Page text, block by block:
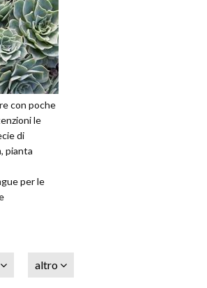
con poche
le
di
pianta
per le
Le
altro